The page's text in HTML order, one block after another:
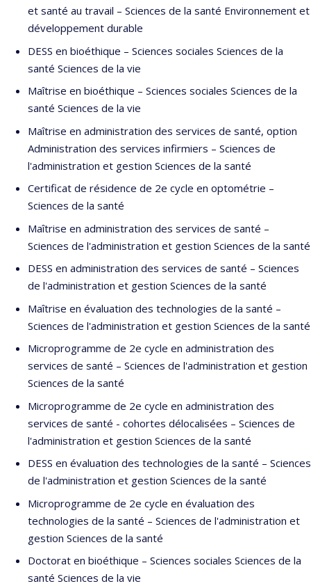
et santé au travail – Sciences de la santé Environnement et
développement durable
DESS en bioéthique – Sciences sociales Sciences de la
santé Sciences de la vie
Maîtrise en bioéthique – Sciences sociales Sciences de la
santé Sciences de la vie
Maîtrise en administration des services de santé, option
Administration des services infirmiers – Sciences de
l'administration et gestion Sciences de la santé
Certificat de résidence de 2e cycle en optométrie –
Sciences de la santé
Maîtrise en administration des services de santé –
Sciences de l'administration et gestion Sciences de la santé
DESS en administration des services de santé – Sciences
de l'administration et gestion Sciences de la santé
Maîtrise en évaluation des technologies de la santé –
Sciences de l'administration et gestion Sciences de la santé
Microprogramme de 2e cycle en administration des
services de santé – Sciences de l'administration et gestion
Sciences de la santé
Microprogramme de 2e cycle en administration des
services de santé - cohortes délocalisées – Sciences de
l'administration et gestion Sciences de la santé
DESS en évaluation des technologies de la santé – Sciences
de l'administration et gestion Sciences de la santé
Microprogramme de 2e cycle en évaluation des
technologies de la santé – Sciences de l'administration et
gestion Sciences de la santé
Doctorat en bioéthique – Sciences sociales Sciences de la
santé Sciences de la vie